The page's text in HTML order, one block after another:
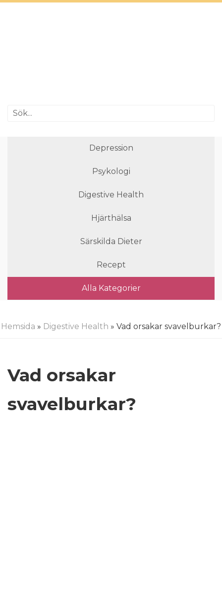
Depression
Psykologi
Digestive Health
Hjärthälsa
Särskilda Dieter
Recept
Alla Kategorier
Hemsida » Digestive Health » Vad orsakar svavelburkar?
Vad orsakar
svavelburkar?